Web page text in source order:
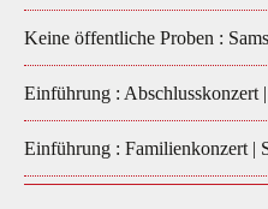
Keine öffentliche Proben :
Einführung : Abschlusskonzert
Einführung : Familienkonzert |